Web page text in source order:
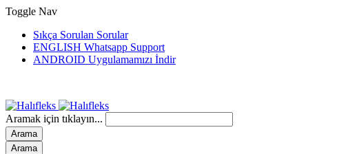
Toggle Nav
Sıkça Sorulan Sorular
ENGLISH Whatsapp Support
ANDROID Uygulamamızı İndir
Aramak için tıklayın...
Arama
Arama